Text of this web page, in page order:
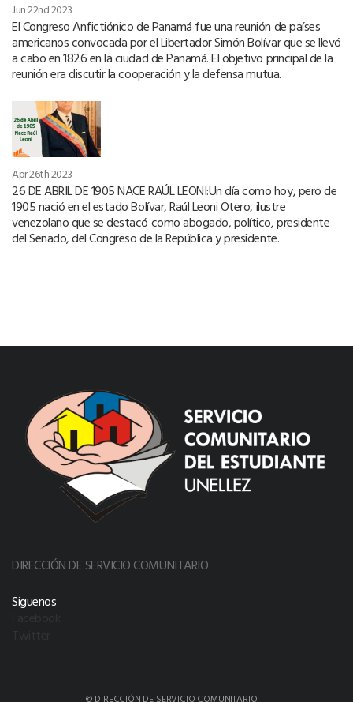
Jun 22nd 2023
El Congreso Anfictiónico de Panamá fue una reunión de países
americanos convocada por el Libertador Simón Bolívar que se llevó
a cabo en 1826 en la ciudad de Panamá. El objetivo principal de la
reunión era discutir la cooperación y la defensa mutua.
Apr 26th 2023
26 DE ABRIL DE 1905 NACE RAÚL LEONI:Un día como hoy, pero de
1905 nació en el estado Bolívar, Raúl Leoni Otero, ilustre
venezolano que se destacó como abogado, político, presidente
del Senado, del Congreso de la República y presidente.
DIRECCIÓN DE SERVICIO COMUNITARIO
Siguenos
© DIRECCIÓN DE SERVICIO COMUNITARIO